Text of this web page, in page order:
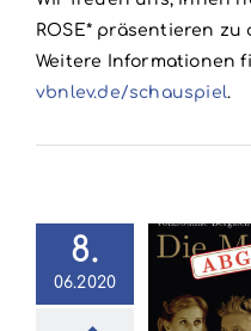
ROSE* präsentieren zu
Weitere Informationen
vbnlev.de/schauspiel.
8.
06.2020
zu